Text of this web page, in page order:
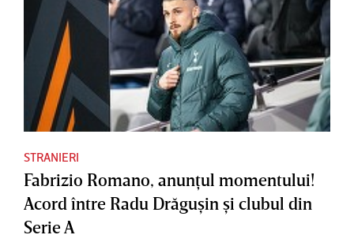
STRANIERI
Fabrizio Romano, anunţul momentului!
Acord între Radu Drăguşin şi clubul din
Serie A